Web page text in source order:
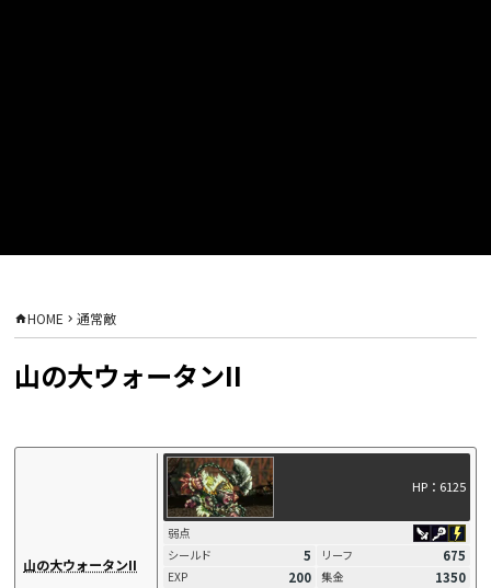
HOME 通常敵
山の大ウォータンII
山の大ウォータンII
HP：6125
弱点
シールド
5 リーフ 675
EXP 200 集金 1350